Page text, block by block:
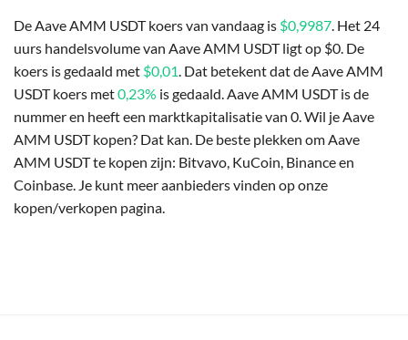
De Aave AMM USDT koers van vandaag is $0,9987. Het 24
uurs handelsvolume van Aave AMM USDT ligt op $0. De
koers is gedaald met $0,01. Dat betekent dat de Aave AMM
USDT koers met0,23% is gedaald. Aave AMM USDT is de
nummer en heeft een marktkapitalisatie van 0. Wil je Aave
AMM USDT kopen? Dat kan. De beste plekken om Aave
AMM USDT te kopen zijn: Bitvavo, KuCoin, Binance en
Coinbase. Je kunt meer aanbieders vinden op onze
kopen/verkopen pagina.